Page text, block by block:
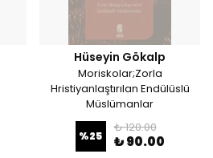
Hüseyin Gökalp
Moriskolar;Zorla
Hristiyanlaştırılan Endülüslü
Müslümanlar
%25
₺ 120.00
₺ 90.00